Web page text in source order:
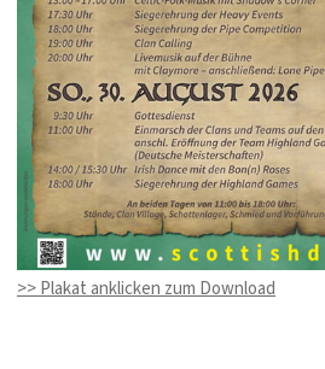
>> Plakat anklicken zum Download